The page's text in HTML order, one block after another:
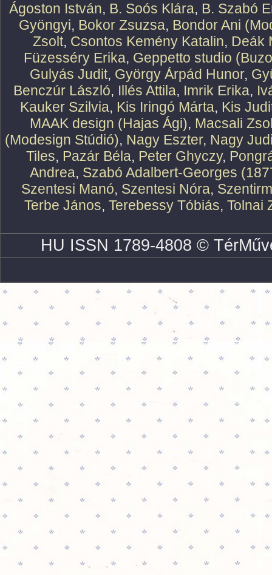
Ágoston István, B. Soós Klára, B. Szabó
Gyöngyi, Bokor Zsuzsa, Bondor Ani
Zsolt, Csontos Kemény Katalin, Deák
Füzesséry Erika, Geppetto studio
Gulyás Judit, György Árpád Hunor,
Benczúr László, Illés Attila, Imrik Erika,
Kauker Szilvia, Kis Iringó Márta, Kis
MAAK design (Hajas Ági), Macsali
(Modesign Stúdió), Nagy Eszter, Nagy
Tiles, Pazár Béla, Peter Ghyczy,
Andrea, Szabó Adalbert-Georges
Szentesi Manó, Szentesi Nóra,
Terbe János, Terebessy Tóbiás, Tolnai
HU ISSN 1789-4808 ©